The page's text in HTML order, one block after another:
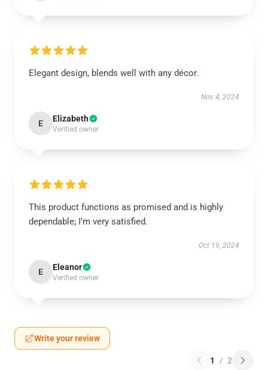
Elegant design, blends well with any décor.
Nov 4, 2024
E Elizabeth
Verified owner
This product functions as promised and is highly
dependable; I’m very satisfied.
Oct 19, 2024
E Eleanor
Verified owner
Write your review
1 / 2